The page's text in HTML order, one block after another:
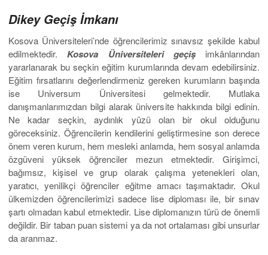
Dikey Geçiş İmkanı
Kosova Üniversiteleri’nde öğrencilerimiz sınavsız şekilde kabul
edilmektedir.Kosova Üniversiteleri geçişimkânlarından
yararlanarak bu seçkin eğitim kurumlarında devam edebilirsiniz.
Eğitim fırsatlarını değerlendirmeniz gereken kurumların başında
ise Universum Üniversitesi gelmektedir. Mutlaka
danışmanlarımızdan bilgi alarak üniversite hakkında bilgi edinin.
Ne kadar seçkin, aydınlık yüzü olan bir okul olduğunu
göreceksiniz. Öğrencilerin kendilerini geliştirmesine son derece
önem veren kurum, hem mesleki anlamda, hem sosyal anlamda
özgüveni yüksek öğrenciler mezun etmektedir. Girişimci,
bağımsız, kişisel ve grup olarak çalışma yetenekleri olan,
yaratıcı, yenilikçi öğrenciler eğitme amacı taşımaktadır. Okul
ülkemizden öğrencilerimizi sadece lise diploması ile, bir sınav
şartı olmadan kabul etmektedir. Lise diplomanızın türü de önemli
değildir. Bir taban puan sistemi ya da not ortalaması gibi unsurlar
da aranmaz.